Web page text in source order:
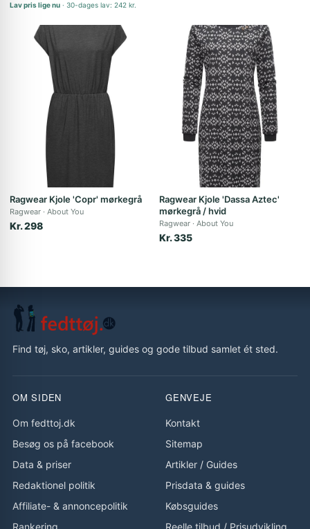
Lav pris lige nu 30-dages lav: 242 kr.
Ragwear Kjole 'Copr' mørkegrå
Ragwear About You
Kr. 298
Ragwear Kjole 'Dassa Aztec'
mørkegrå / hvid
Ragwear About You
Kr. 335
Find tøj, sko, artikler, guides og gode tilbud samlet ét sted.
OM SIDEN
Om fedttoj.dk
Besøg os på facebook
Data & priser
Redaktionel politik
Affiliate- & annoncepolitik
Rankering
GENVEJE
Kontakt
Sitemap
Artikler / Guides
Prisdata & guides
Købsguides
Reelle tilbud / Prisudvikling